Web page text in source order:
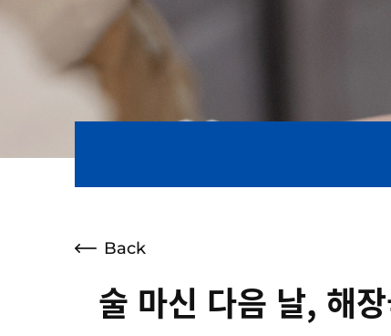
Back
술 마신 다음 날, 해